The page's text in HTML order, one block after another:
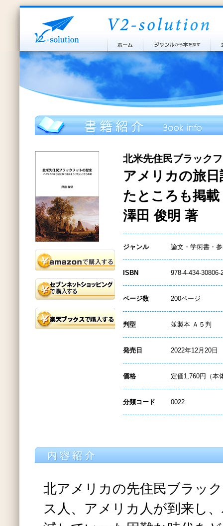
北米先住民ブラック
アメリカの旅
たところも掲載
澤田 俊明 著
ジャンル 論文・学術書・
ISBN 978-4-434-30806-
ページ数 200ページ
判型 並製本 Ａ５判
発売日 2022年12月20日
価格 定価1,760円（本
分類コード 0022
北アメリカの先住民ブラッ
ス人、アメリカ人が到来し